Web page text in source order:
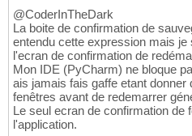
@CoderInTheDark
La boite de confirmation de
entendu cette expression mais je
l'ecran de confirmation de
Mon IDE (PyCharm) ne bloque
ais jamais fais gaffe etant donner
fenêtres avant de redemarrer
Le seul ecran de confirmation de
l'application.